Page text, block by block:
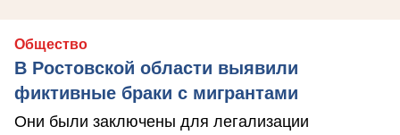
Общество
В Ростовской области выявили
фиктивные браки с мигрантами
Они были заключены для легализации